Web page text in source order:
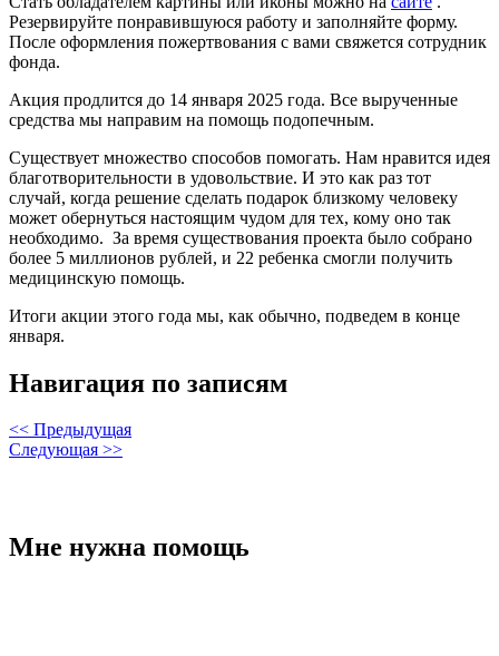
Резервируйте понравившуюся работу и заполняйте форму.
После оформления пожертвования с вами свяжется сотрудник
фонда.
Акция продлится до 14 января 2025 года. Все вырученные
средства мы направим на помощь подопечным.
Существует множество способов помогать. Нам нравится идея
благотворительности в удовольствие. И это как раз тот
случай, когда решение сделать подарок близкому человеку
может обернуться настоящим чудом для тех, кому оно так
необходимо. За время существования проекта было собрано
более 5 миллионов рублей, и 22 ребенка смогли получить
медицинскую помощь.
Итоги акции этого года мы, как обычно, подведем в конце
января.
Навигация по записям
<< Предыдущая
Следующая >>
Мне нужна помощь